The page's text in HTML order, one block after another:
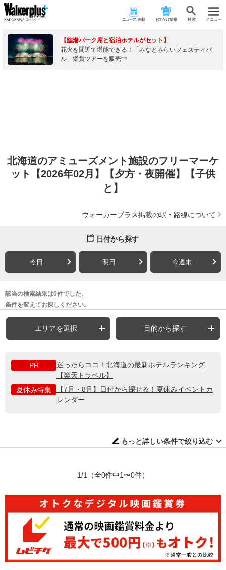
ニュース･連載 おでかけ情報 検 索 メニュー
【臨港パーク席と宿泊ホテルがセット】
花火を間近で堪能できる！「みなとみらいフェスティバ
ル」鑑賞ツアーを販売中
北海道のアミューズメント施設のフリーマーケ
ット【2026年02月】【夕方・夜開催】【子供
と】
ウォーカープラス掲載の駅・路線について
日付から探す
今日 明日 今週末
該当の検索結果は0件でした。
条件を変えてお探しください。
エリアを選択 目的から探す
PR
迷ったらココ！北海道の最新ホテルランキング
【楽天トラベル】
夏休み特集
【7月・8月】日付から探せる！夏休みイベントカ
レンダー
もっと詳しい条件で絞り込む
1/1 （全0件中1〜0件）